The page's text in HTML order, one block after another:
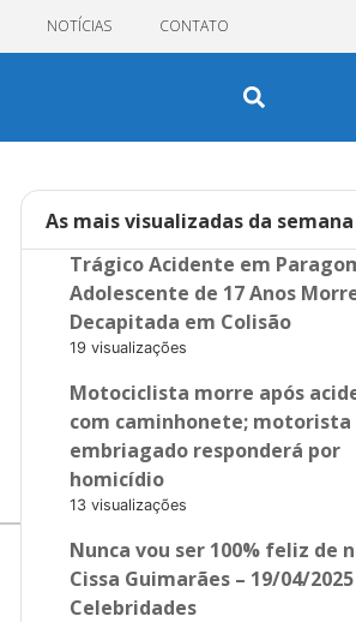
NOTÍCIAS CONTATO
As mais visualizadas da semana
Trágico Acidente em
Adolescente de 17 Anos
Decapitada em Colisão
19 visualizações
Motociclista morre após
com caminhonete; motorista
embriagado responderá por
homicídio
13 visualizações
Nunca vou ser 100% feliz de
Cissa Guimarães – 19/04/2025
Celebridades